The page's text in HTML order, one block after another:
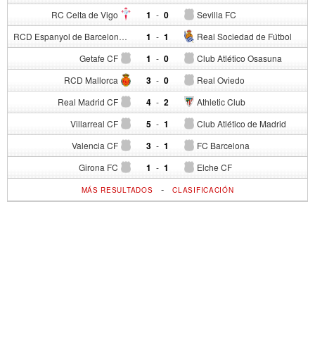
RC Celta de Vigo 1 - Sevilla FC
0
RCD Espanyol de Barcelona 1 - Real Sociedad de Fútbol
1
Getafe CF 1 - Club Atlético Osasuna
0
RCD Mallorca 3 - Real Oviedo
0
Real Madrid CF 4 - Athletic Club
2
Villarreal CF 5 - Club Atlético de Madrid
1
Valencia CF 3 - FC Barcelona
1
Girona FC 1 - Elche CF
1
MÁS RESULTADOS -CLASIFICACIÓN